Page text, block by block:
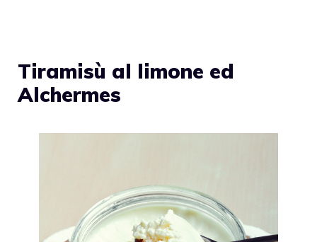
Tiramisù al limone ed
Alchermes